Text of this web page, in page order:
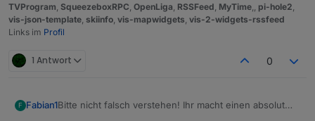
TVProgram SqueezeboxRPC OpenLiga RSSFeed MyTime pi-hole2
vis-json-template skiinfo vis-mapwidgets vis-2-widgets-rssfeed
Links im Profil
1 Antwort 0
F Fabian1Bitte nicht falsch verstehen! Ihr macht einen absolut